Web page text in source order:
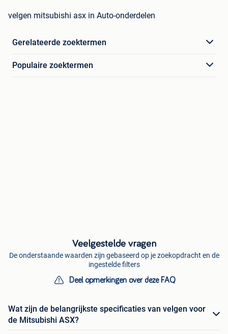
velgen mitsubishi asx in Auto-onderdelen
Gerelateerde zoektermen
Populaire zoektermen
Veelgestelde vragen
De onderstaande waarden zijn gebaseerd op je zoekopdracht en de
ingestelde filters
Deel opmerkingen over deze FAQ
Wat zijn de belangrijkste specificaties van velgen voor
de Mitsubishi ASX?